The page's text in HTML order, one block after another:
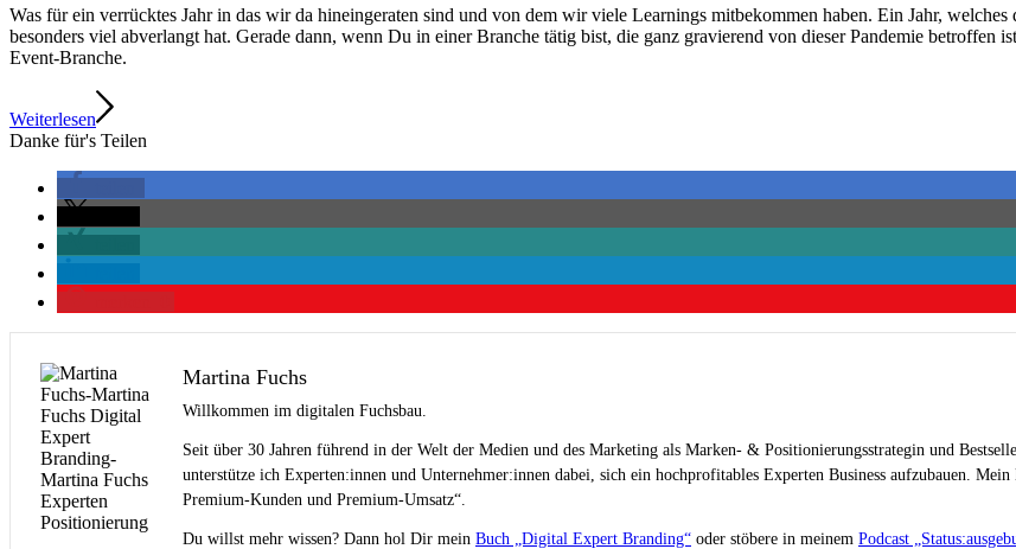
Was für ein verrücktes Jahr in das wir da hineingeraten sind und von dem wir viele Learnings mitbekommen haben. Ein Jahr,
besonders viel abverlangt hat. Gerade dann, wenn Du in einer Branche tätig bist, die ganz gravierend von dieser Pandemie betroffen
Event-Branche.
Weiterlesen
Danke für's Teilen
Martina Fuchs
Willkommen im digitalen Fuchsbau.
Seit über 30 Jahren führend in der Welt der Medien und des Marketing als Marken- & Positionierungsstrategin und
unterstütze ich Experten:innen und Unternehmer:innen dabei, sich ein hochprofitables Experten Business aufzubauen.
Premium-Kunden und Premium-Umsatz“.
Du willst mehr wissen? Dann hol Dir mein Buch „Digital Expert Branding“ oder stöbere in meinem Podcast